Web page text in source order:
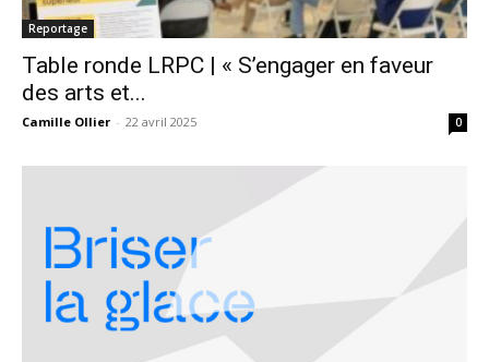
Reportage
Table ronde LRPC | « S’engager en faveur
des arts et...
Camille Ollier - 22 avril 2025 0